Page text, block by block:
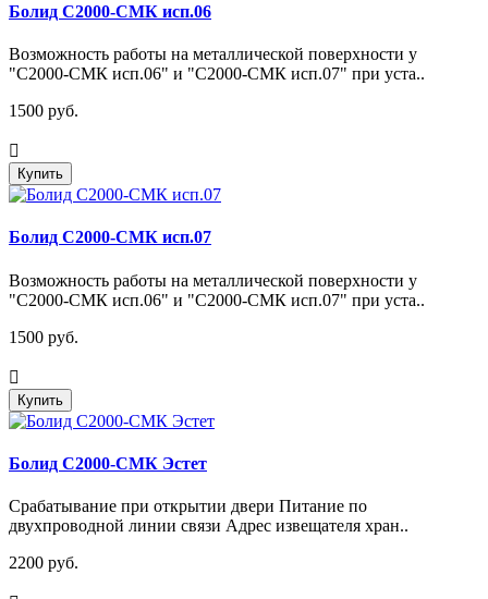
Болид С2000-СМК исп.06
Возможность работы на металлической поверхности у
"С2000-СМК исп.06" и "С2000-СМК исп.07" при уста..
1500 руб.
Купить
Болид С2000-СМК исп.07
Возможность работы на металлической поверхности у
"С2000-СМК исп.06" и "С2000-СМК исп.07" при уста..
1500 руб.
Купить
Болид С2000-СМК Эстет
Срабатывание при открытии двери Питание по
двухпроводной линии связи Адрес извещателя хран..
2200 руб.